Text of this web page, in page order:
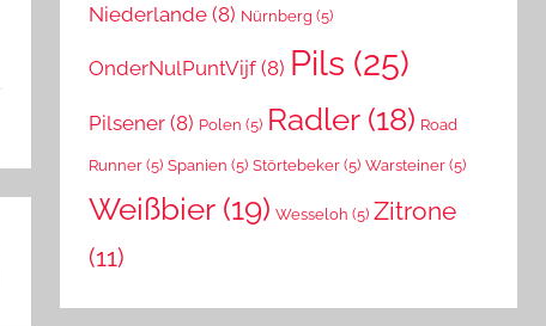
Niederlande (8) Nürnberg (5)
OnderNulPuntVijf (8) Pils (25)
Pilsener (8) Polen (5) Radler(18) Road
Runner (5) Spanien (5) Störtebeker (5) Warsteiner (5)
Weißbier(19) Wesseloh (5) Zitrone
(11)